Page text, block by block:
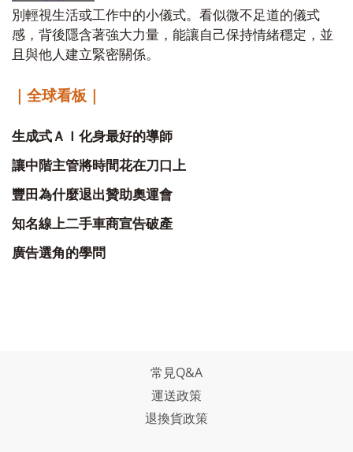
別輕視生活或工作中的小儀式。看似微不足道的儀式
感，背後隱含著強大力量，能讓自己保持情緒穩定，並
且與他人建立緊密關係。
｜全球看板｜
生成式ＡＩ化身最好的導師
讓中階主管將時間花在刀口上
豐田為什麼退出贊助奧運會
知名線上二手車商宣告破產
廣告選角的學問
常見Q&A
運送政策
退換貨政策